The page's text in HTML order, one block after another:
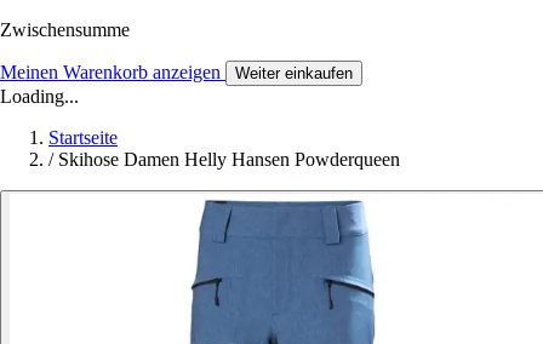
Zwischensumme
Meinen Warenkorb anzeigen Weiter einkaufen
Loading...
Startseite
/ Skihose Damen Helly Hansen Powderqueen